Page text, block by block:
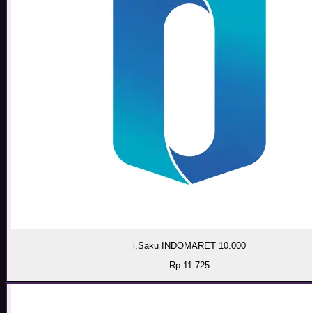
i.Saku INDOMARET 10.000
Rp 11.725